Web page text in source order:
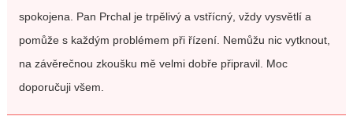
spokojena. Pan Prchal je trpělivý a vstřícný, vždy vysvětlí a
pomůže s každým problémem při řízení. Nemůžu nic vytknout,
na závěrečnou zkoušku mě velmi dobře připravil. Moc
doporučuji všem.